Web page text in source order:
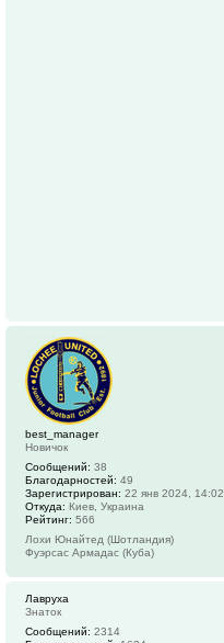
best_manager
Новичок
Сообщений: 38
Благодарностей: 49
Зарегистрирован: 22 янв 2024, 14:02
Откуда: Киев, Украина
Рейтинг: 566
Лохи Юнайтед (Шотландия)
Фуэрсас Армадас (Куба)
Лавруха
Знаток
Сообщений: 2314